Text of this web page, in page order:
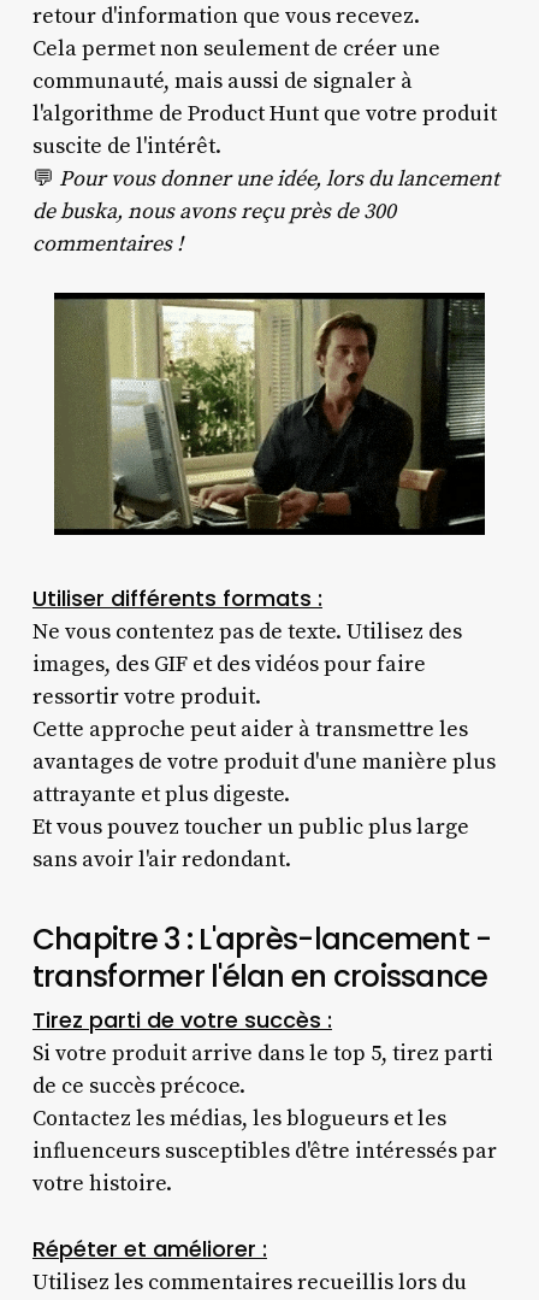
retour d'information que vous recevez.
Cela permet non seulement de créer une
communauté, mais aussi de signaler à
l'algorithme de Product Hunt que votre produit
suscite de l'intérêt.
💬 Pour vous donner une idée, lors du lancement
de buska, nous avons reçu près de 300
commentaires !
Utiliser différents formats :
Ne vous contentez pas de texte. Utilisez des
images, des GIF et des vidéos pour faire
ressortir votre produit.
Cette approche peut aider à transmettre les
avantages de votre produit d'une manière plus
attrayante et plus digeste.
Et vous pouvez toucher un public plus large
sans avoir l'air redondant.
Chapitre 3 : L'après-lancement -
transformer l'élan en croissance
Tirez parti de votre succès :
Si votre produit arrive dans le top 5, tirez parti
de ce succès précoce.
Contactez les médias, les blogueurs et les
influenceurs susceptibles d'être intéressés par
votre histoire.
Répéter et améliorer :
Utilisez les commentaires recueillis lors du